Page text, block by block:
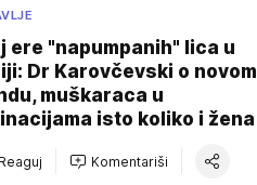
ere "napumpanih" lica u
Dr Karovčevski o novom
muškaraca u
isto koliko i žena
Reaguj Komentariši